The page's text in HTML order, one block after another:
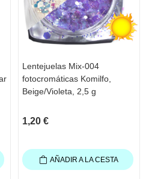
Lentejuelas Mix-004
fotocromáticas Komilfo,
Beige/Violeta, 2,5 g
1,20 €
AÑADIR A LA CESTA